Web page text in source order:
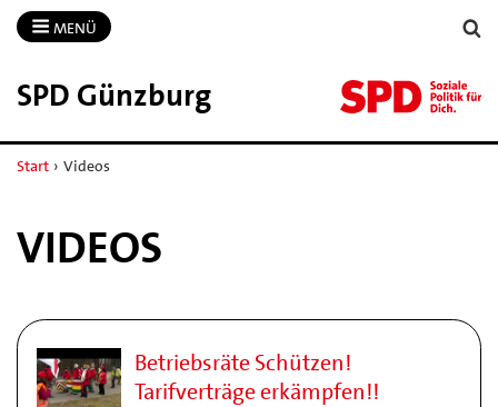
MENÜ
SPD Günzburg
Start › Videos
VIDEOS
Betriebsräte Schützen!
Tarifverträge erkämpfen!!